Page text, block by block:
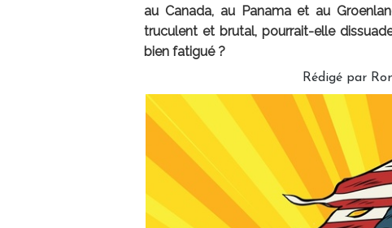
au Canada, au Panama et au
truculent et brutal, pourrait-elle
bien fatigué ?
Rédigé par